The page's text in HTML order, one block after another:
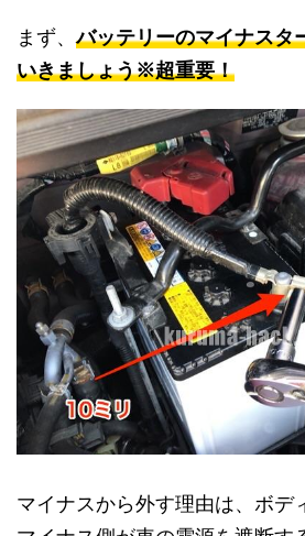
まず、バッテリーのマイナスタ
いきましょう※超重要！
マイナスから外す理由は、ボデ